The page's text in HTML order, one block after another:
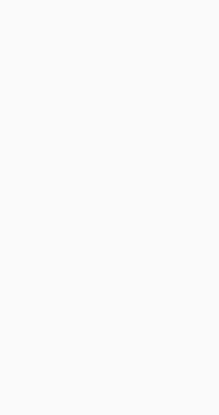
(ع) یک بیمارستان خیریه